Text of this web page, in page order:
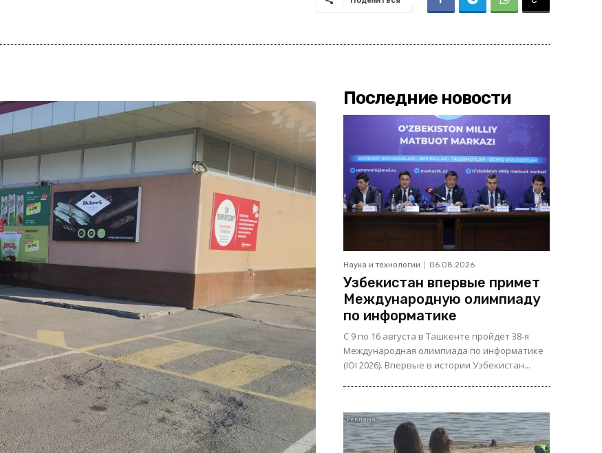
Последние новости
Наука и технологии 06.08.2026
Узбекистан впервые примет
Международную олимпиаду
по информатике
С 9 по 16 августа в Ташкенте пройдет 38-я
Международная олимпиада по информатике
(IOI 2026). Впервые в истории Узбекистан...